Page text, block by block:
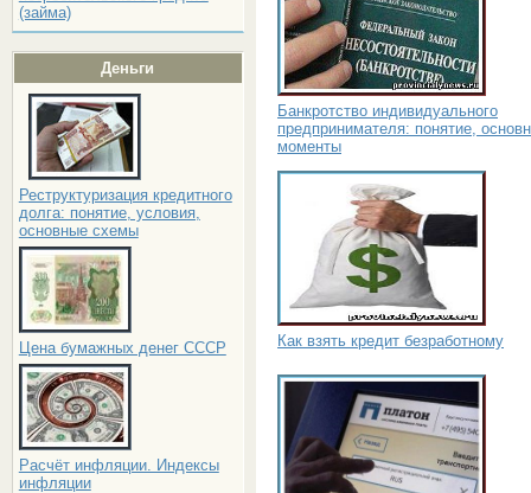
(займа)
Деньги
Реструктуризация кредитного
долга: понятие, условия,
основные схемы
Цена бумажных денег СССР
Расчёт инфляции. Индексы
инфляции
Банкротство индивидуального
предпринимателя: понятие,
моменты
Как взять кредит безработному